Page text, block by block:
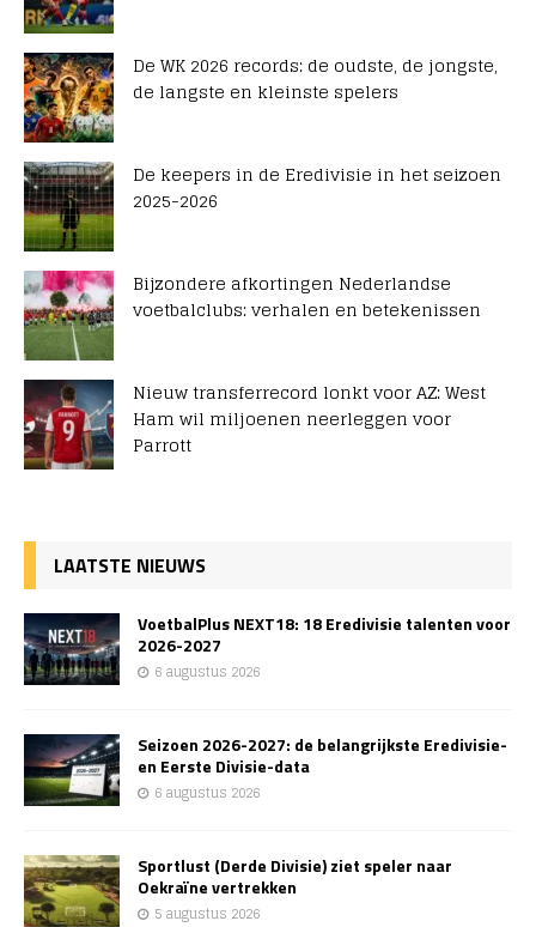
De WK 2026 records: de oudste, de jongste,
de langste en kleinste spelers
De keepers in de Eredivisie in het seizoen
2025-2026
Bijzondere afkortingen Nederlandse
voetbalclubs: verhalen en betekenissen
Nieuw transferrecord lonkt voor AZ: West
Ham wil miljoenen neerleggen voor
Parrott
LAATSTE NIEUWS
VoetbalPlus NEXT18: 18 Eredivisie talenten voor
2026-2027
6 augustus 2026
Seizoen 2026-2027: de belangrijkste Eredivisie-
en Eerste Divisie-data
6 augustus 2026
Sportlust (Derde Divisie) ziet speler naar
Oekraïne vertrekken
5 augustus 2026